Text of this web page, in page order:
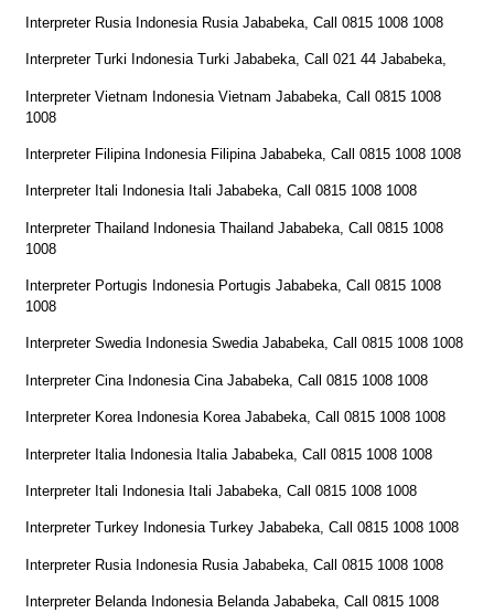
Interpreter Rusia Indonesia Rusia Jababeka, Call 0815 1008 1008
Interpreter Turki Indonesia Turki Jababeka, Call 021 44 Jababeka,
Interpreter Vietnam Indonesia Vietnam Jababeka, Call 0815 1008
1008
Interpreter Filipina Indonesia Filipina Jababeka, Call 0815 1008 1008
Interpreter Itali Indonesia Itali Jababeka, Call 0815 1008 1008
Interpreter Thailand Indonesia Thailand Jababeka, Call 0815 1008
1008
Interpreter Portugis Indonesia Portugis Jababeka, Call 0815 1008
1008
Interpreter Swedia Indonesia Swedia Jababeka, Call 0815 1008 1008
Interpreter Cina Indonesia Cina Jababeka, Call 0815 1008 1008
Interpreter Korea Indonesia Korea Jababeka, Call 0815 1008 1008
Interpreter Italia Indonesia Italia Jababeka, Call 0815 1008 1008
Interpreter Itali Indonesia Itali Jababeka, Call 0815 1008 1008
Interpreter Turkey Indonesia Turkey Jababeka, Call 0815 1008 1008
Interpreter Rusia Indonesia Rusia Jababeka, Call 0815 1008 1008
Interpreter Belanda Indonesia Belanda Jababeka, Call 0815 1008